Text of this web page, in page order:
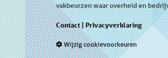
vakbeurzen waar overheid en
Contact|Privacyverklaring
Wijzig cookievoorkeuren